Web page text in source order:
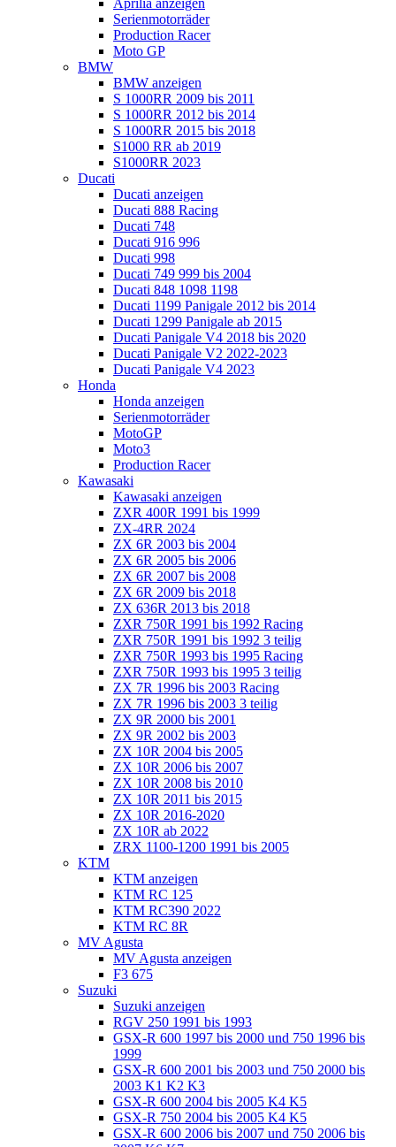
Aprilia anzeigen
Serienmotorräder
Production Racer
Moto GP
BMW
BMW anzeigen
S 1000RR 2009 bis 2011
S 1000RR 2012 bis 2014
S 1000RR 2015 bis 2018
S1000 RR ab 2019
S1000RR 2023
Ducati
Ducati anzeigen
Ducati 888 Racing
Ducati 748
Ducati 916 996
Ducati 998
Ducati 749 999 bis 2004
Ducati 848 1098 1198
Ducati 1199 Panigale 2012 bis 2014
Ducati 1299 Panigale ab 2015
Ducati Panigale V4 2018 bis 2020
Ducati Panigale V2 2022-2023
Ducati Panigale V4 2023
Honda
Honda anzeigen
Serienmotorräder
MotoGP
Moto3
Production Racer
Kawasaki
Kawasaki anzeigen
ZXR 400R 1991 bis 1999
ZX-4RR 2024
ZX 6R 2003 bis 2004
ZX 6R 2005 bis 2006
ZX 6R 2007 bis 2008
ZX 6R 2009 bis 2018
ZX 636R 2013 bis 2018
ZXR 750R 1991 bis 1992 Racing
ZXR 750R 1991 bis 1992 3 teilig
ZXR 750R 1993 bis 1995 Racing
ZXR 750R 1993 bis 1995 3 teilig
ZX 7R 1996 bis 2003 Racing
ZX 7R 1996 bis 2003 3 teilig
ZX 9R 2000 bis 2001
ZX 9R 2002 bis 2003
ZX 10R 2004 bis 2005
ZX 10R 2006 bis 2007
ZX 10R 2008 bis 2010
ZX 10R 2011 bis 2015
ZX 10R 2016-2020
ZX 10R ab 2022
ZRX 1100-1200 1991 bis 2005
KTM
KTM anzeigen
KTM RC 125
KTM RC390 2022
KTM RC 8R
MV Agusta
MV Agusta anzeigen
F3 675
Suzuki
Suzuki anzeigen
RGV 250 1991 bis 1993
GSX-R 600 1997 bis 2000 und 750 1996 bis
1999
GSX-R 600 2001 bis 2003 und 750 2000 bis
2003 K1 K2 K3
GSX-R 600 2004 bis 2005 K4 K5
GSX-R 750 2004 bis 2005 K4 K5
GSX-R 600 2006 bis 2007 und 750 2006 bis